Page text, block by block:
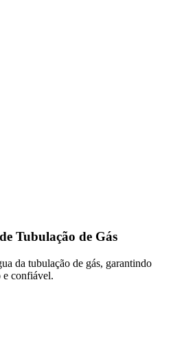
Tubulação de Gás
da tubulação de gás, garantindo
e confiável.